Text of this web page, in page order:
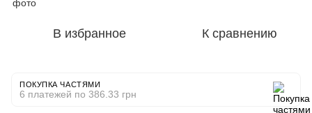
В избранное К сравнению
ПОКУПКА ЧАСТЯМИ
6 платежей по 386.33 грн